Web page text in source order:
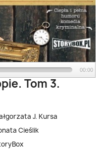
00:00
Tom 3.
J. Kursa
Cieślik